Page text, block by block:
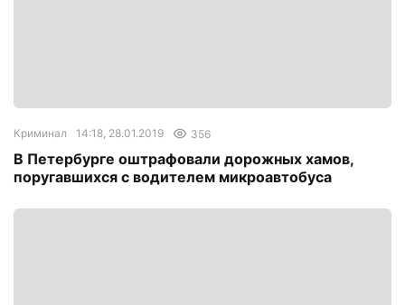
Криминал 14:18, 28.01.2019 356
В Петербурге оштрафовали дорожных хамов,
поругавшихся с водителем микроавтобуса